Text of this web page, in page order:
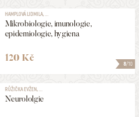
8/10
HAMPLOVÁ LIDMILA, ...
Mikrobiologie, imunologie,
epidemiologie, hygiena
120 Kč
RŮŽIČKA EVŽEN, ...
Neurololgie